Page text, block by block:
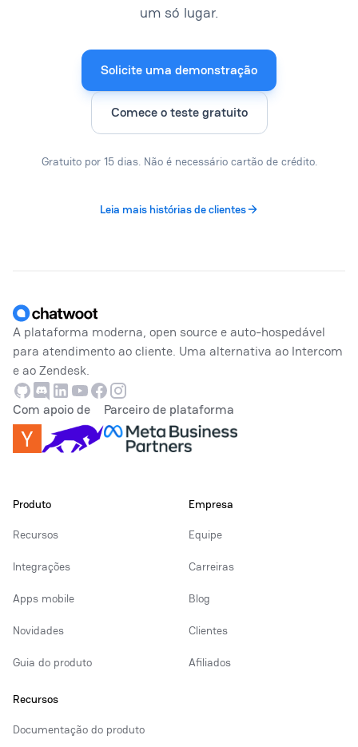
um só lugar.
Solicite uma demonstração
Comece o teste gratuito
Gratuito por 15 dias. Não é necessário cartão de crédito.
Leia mais histórias de clientes
A plataforma moderna, open source e auto-hospedável
para atendimento ao cliente. Uma alternativa ao Intercom
e ao Zendesk.
GithubDiscordLinkedin
Youtube
Facebook
Instagram
Com apoio de
Parceiro de plataforma
Produto
Recursos
Integrações
Apps mobile
Novidades
Guia do produto
Empresa
Equipe
Carreiras
Blog
Clientes
Afiliados
Recursos
Documentação do produto